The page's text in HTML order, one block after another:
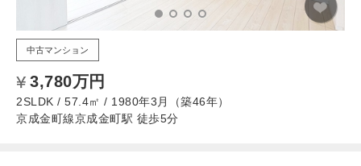
中古マンション
3,780万円
2SLDK / 57.4㎡ / 1980年3月（築46年）
京成金町線京成金町駅 徒歩5分